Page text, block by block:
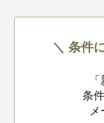
＼ 条件
条